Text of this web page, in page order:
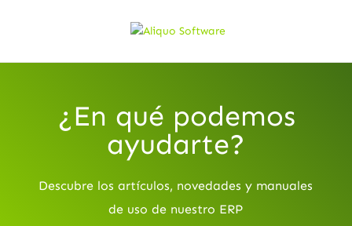
¿En qué podemos
ayudarte?
Descubre los artículos, novedades y manuales
de uso de nuestro ERP